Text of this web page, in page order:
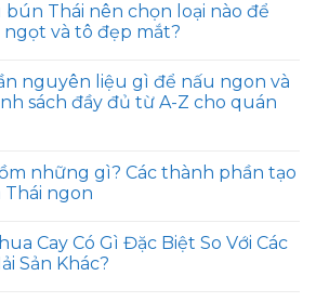
bún Thái nên chọn loại nào để
và tô đẹp mắt?
nguyên liệu gì để nấu ngon và
sách đầy đủ từ A-Z cho quán
những gì? Các thành phần tạo
ngon
Cay Có Gì Đặc Biệt So Với Các
Sản Khác?